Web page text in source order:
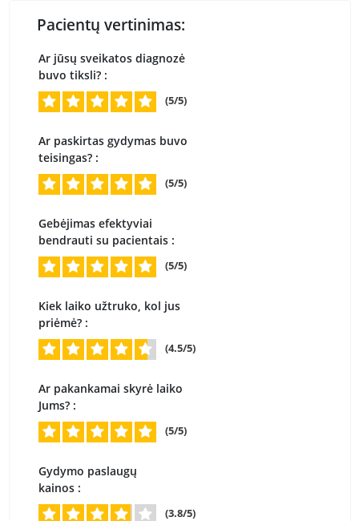
Pacientų vertinimas:
Ar jūsų sveikatos diagnozė
buvo tiksli? :
(5/5)
Ar paskirtas gydymas buvo
teisingas? :
(5/5)
Gebėjimas efektyviai
bendrauti su pacientais :
(5/5)
Kiek laiko užtruko, kol jus
priėmė? :
(4.5/5)
Ar pakankamai skyrė laiko
Jums? :
(5/5)
Gydymo paslaugų
kainos :
(3.8/5)